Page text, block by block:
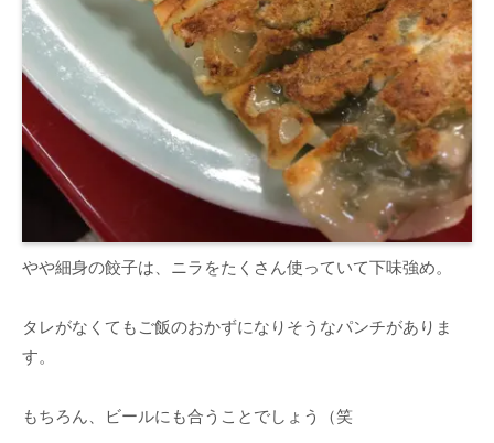
やや細身の餃子は、ニラをたくさん使っていて下味強め。
タレがなくてもご飯のおかずになりそうなパンチがありま
す。
もちろん、ビールにも合うことでしょう（笑